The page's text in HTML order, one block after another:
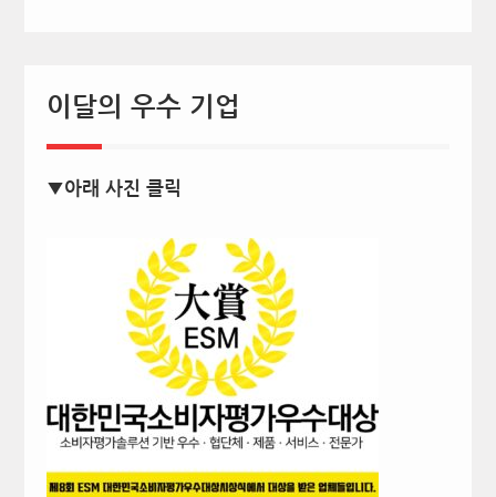
이달의 우수 기업
▼아래 사진 클릭